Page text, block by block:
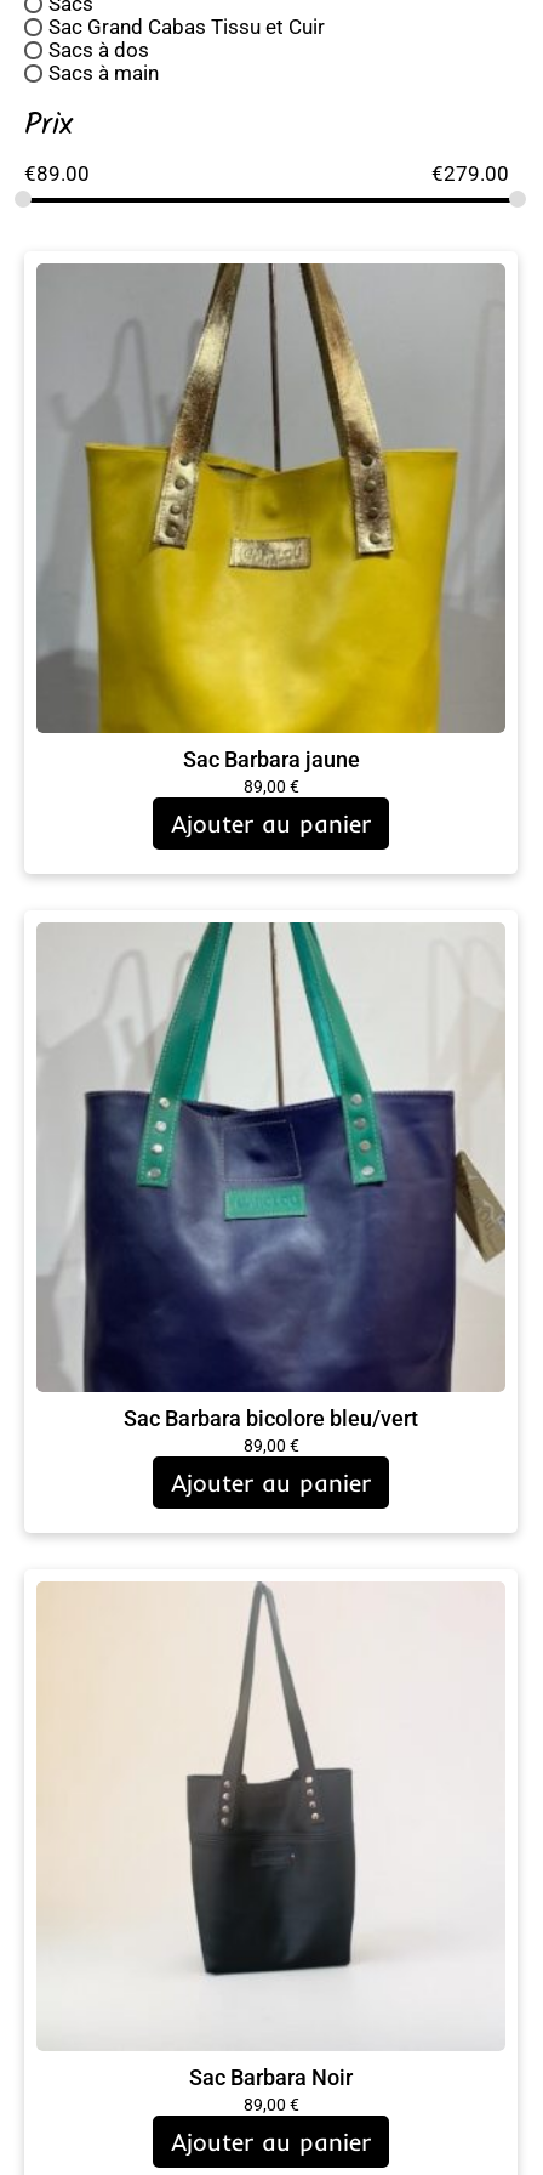
Sac Grand Cabas Tissu et Cuir
Sacs à dos
Sacs à main
Prix
€89.00 €279.00
Sac Barbara jaune
89,00 €
Ajouter au panier
Sac Barbara bicolore bleu/vert
89,00 €
Ajouter au panier
Sac Barbara Noir
89,00 €
Ajouter au panier